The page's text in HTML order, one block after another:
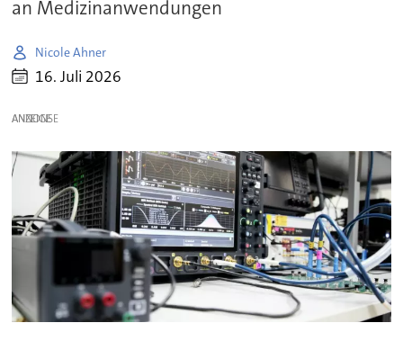
an Medizinanwendungen
Nicole Ahner
16. Juli 2026
ANZEIGE